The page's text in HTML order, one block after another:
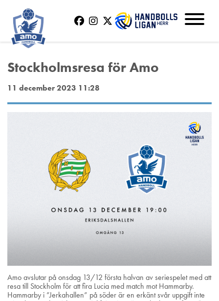
Stockholmsresa för Amo
11 december 2023 11:28
Amo avslutar på onsdag 13/12 första halvan av seriespelet med att
resa till Stockholm för att fira Lucia med match mot Hammarby.
Hammarby i ”Jerkahallen” på söder är en erkänt svår uppgift inte